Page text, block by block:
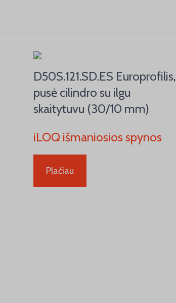
D50S.121.SD.ES Europrofilis,
pusė cilindro su ilgu
skaitytuvu (30/10 mm)
iLOQ išmaniosios spynos
Plačiau